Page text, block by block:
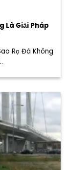
Là Giải Pháp
Rọ Đá Không